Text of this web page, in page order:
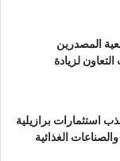
المصدرين
لزيادة
استثمارات برازيلية
الغذائية